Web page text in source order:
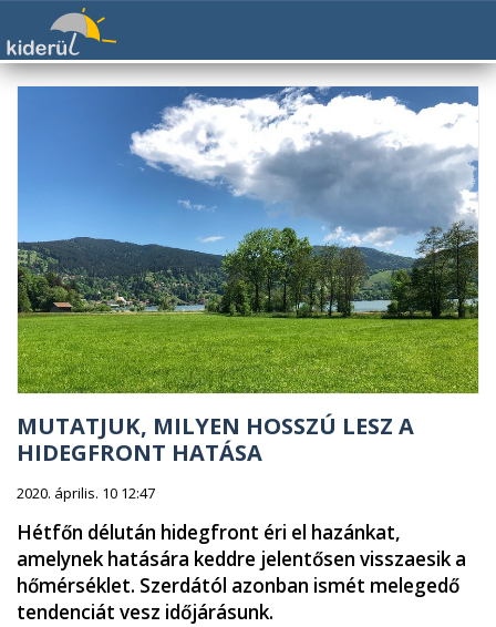
MUTATJUK, MILYEN HOSSZÚ LESZ A
HIDEGFRONT HATÁSA
2020. április. 10 12:47
Hétfőn délután hidegfront éri el hazánkat,
amelynek hatására keddre jelentősen visszaesik a
hőmérséklet. Szerdától azonban ismét melegedő
tendenciát vesz időjárásunk.